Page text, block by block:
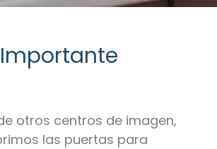
Importante
otros centros de imagen,
las puertas para